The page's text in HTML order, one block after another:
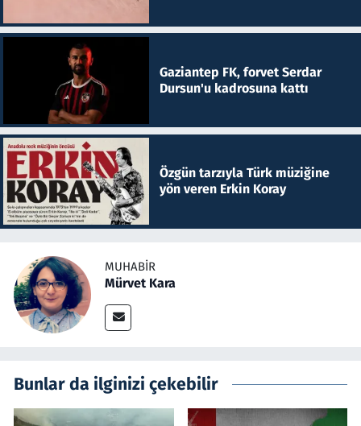
Gaziantep FK, forvet Serdar
Dursun'u kadrosuna kattı
Özgün tarzıyla Türk müziğine
yön veren Erkin Koray
MUHABIR
Mürvet Kara
Bunlar da ilginizi çekebilir